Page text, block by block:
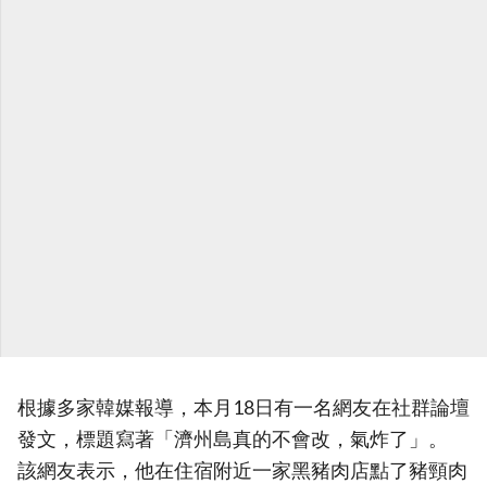
根據多家韓媒報導，本月18日有一名網友在社群論壇
發文，標題寫著「濟州島真的不會改，氣炸了」。
該網友表示，他在住宿附近一家黑豬肉店點了豬頸肉